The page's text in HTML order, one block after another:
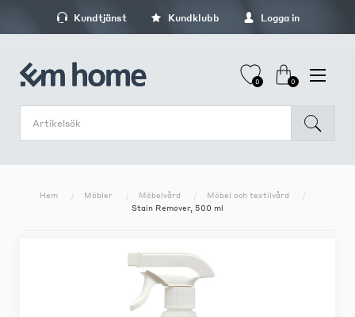
Kundtjänst Kundklubb Logga in
0 0
Hem Möbler Möbelvård
Möbel och textilvård
Stain Remover, 500 ml